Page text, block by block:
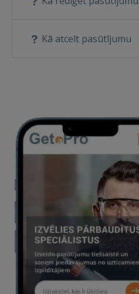
Kā atcelt pasūtījumu